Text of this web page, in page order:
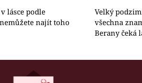
lásce podle
najít toho
Velký
všechna
Berany čeká